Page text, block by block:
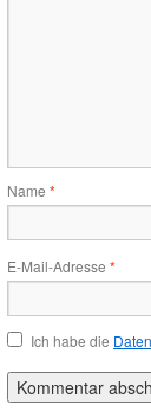
Name *
E-Mail-Adresse *
Ich habe die